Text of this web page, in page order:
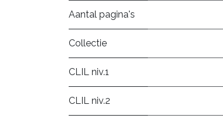
Aantal pagina's
Collectie
CLIL niv.1
CLIL niv.2